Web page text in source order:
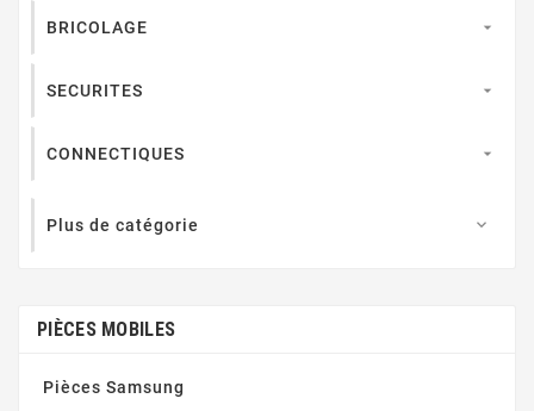
BRICOLAGE 
SECURITES 
CONNECTIQUES 
Plus de catégorie 
PIÈCES MOBILES
Pièces Samsung